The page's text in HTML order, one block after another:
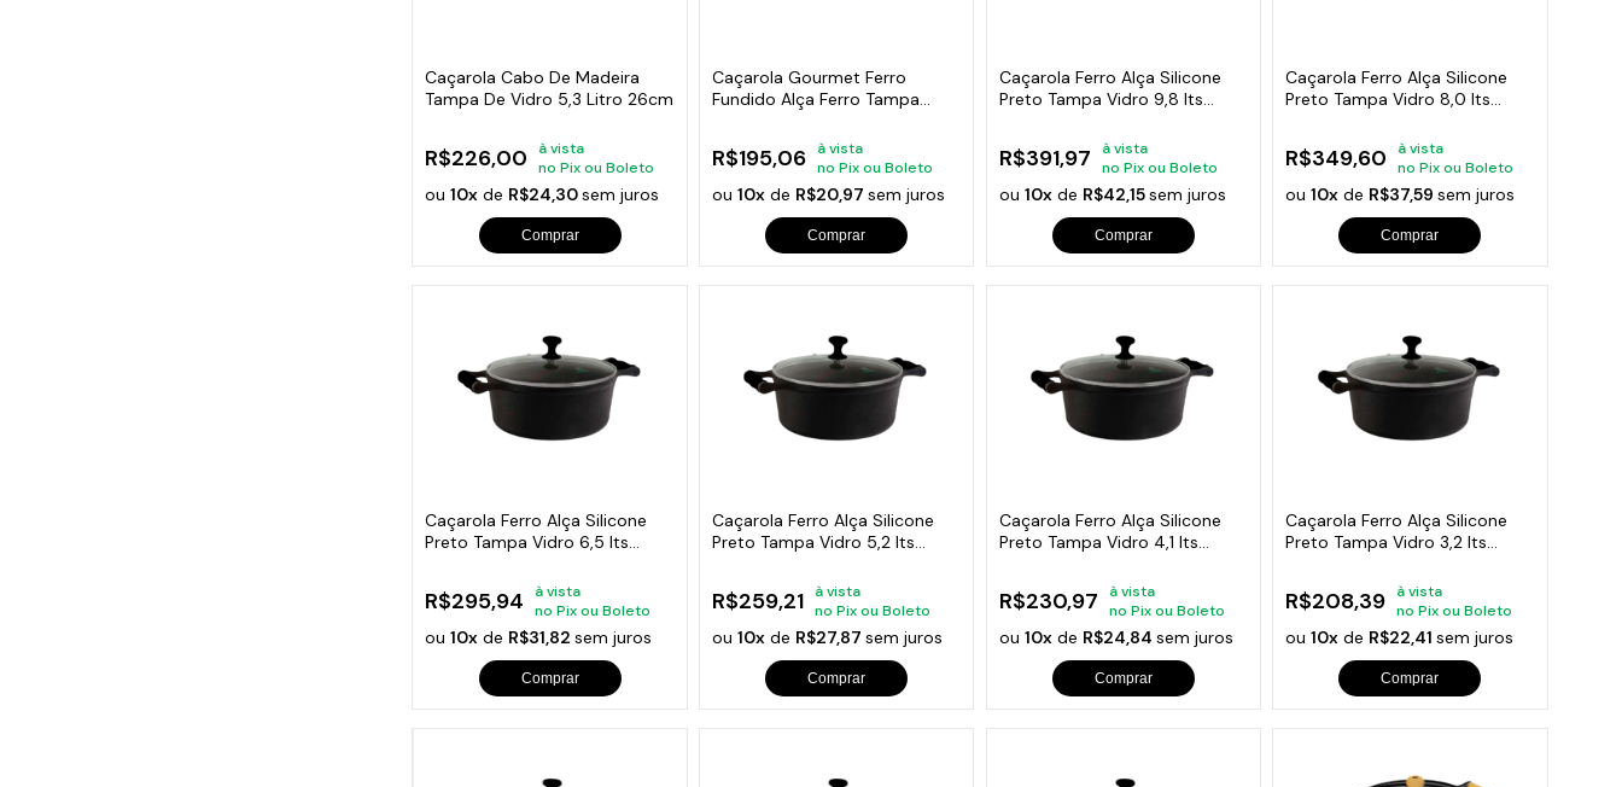
Ver Tudo
Caçarola Cabo De Madeira
Tampa De Vidro 5,3 Litro 26cm
R$226,00
à vista
no Pix ou Boleto
ou10x de R$24,30sem juros
Comprar
Caçarola Gourmet Ferro
Fundido Alça Ferro Tampa
R$195,06
à vista
no Pix ou Boleto
ou10x de R$20,97sem juros
Comprar
Caçarola Ferro Alça Silicone
Preto Tampa Vidro 9,8 lts
R$391,97
à vista
no Pix ou Boleto
ou 10xde R$42,15sem juros
Comprar
Caçarola Ferro Alça Silicone
Preto Tampa Vidro 8,0 lts
R$349,60
à vista
no Pix ou Boleto
ou10x de R$37,59sem juros
Comprar
Caçarola Ferro Alça Silicone
Preto Tampa Vidro 6,5 lts
R$295,94
à vista
no Pix ou Boleto
ou10x de R$31,82sem juros
Comprar
Caçarola Ferro Alça Silicone
Preto Tampa Vidro 5,2 lts
R$259,21
à vista
no Pix ou Boleto
ou10x de R$27,87sem juros
Comprar
Caçarola Ferro Alça Silicone
Preto Tampa Vidro 4,1 lts
R$230,97
à vista
no Pix ou Boleto
ou 10xde R$24,84 sem juros
Comprar
Caçarola Ferro Alça Silicone
Preto Tampa Vidro 3,2 lts
R$208,39
à vista
no Pix ou Boleto
ou10x de R$22,41sem juros
Comprar